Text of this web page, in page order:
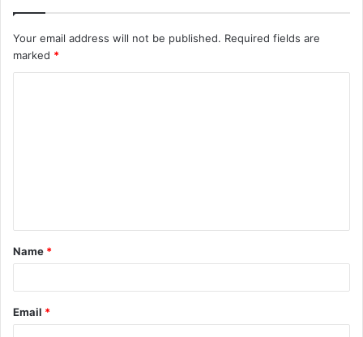
Your email address will not be published. Required fields are
marked *
t
*
Name *
Email *